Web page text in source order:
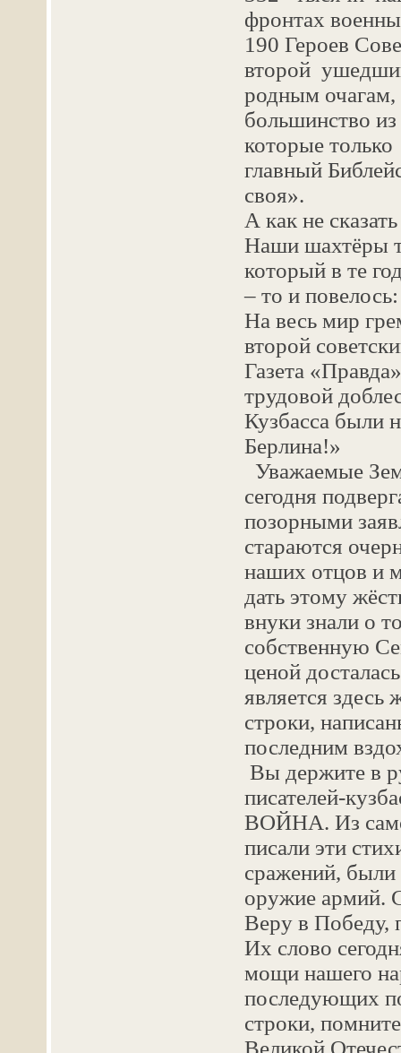
фронтах
190 Героев
второй
родным очагам,
большинство
которые
главный
своя».
А как не
Наши шахтёры
который в те
– то и
На весь мир
второй
Газета
трудовой
Кузбасса были
Берлина!»
Уважаемые
сегодня
позорными
стараются
наших отцов и
дать этому
внуки знали о
собственную
ценой
является здесь
строки,
последним
Вы держите в
писателей-
ВОЙНА. Из
писали эти
сражений,
оружие армий.
Веру в Победу,
Их слово
мощи нашего
последующих
строки,
Великой